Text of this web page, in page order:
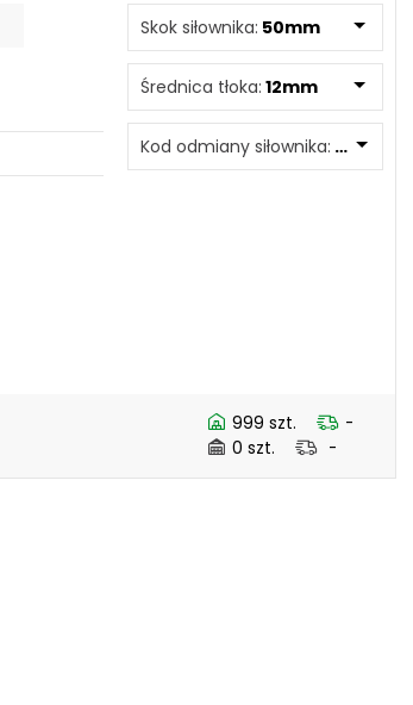
www.powerhydraulics.eu
Engineering for motion
Skok siłownika: 50mm
Średnica tłoka: 12mm
Kod odmiany siłownika: 006
999 szt.
-
0 szt.
-